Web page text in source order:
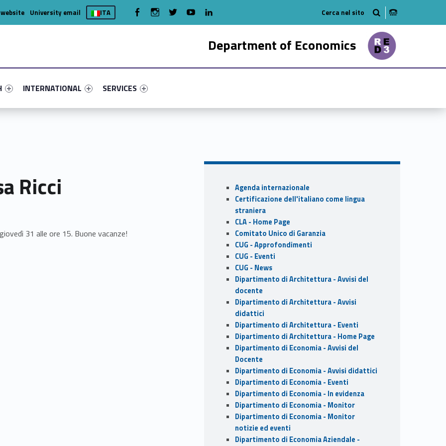
Department of Economics
63274-4
#link-menu-primary-97765-7
Link identifier #link-menu-primary-61344-15
INTERNATIONAL
Link identifier #link-menu-primary-25561-21
SERVICES
University email ITA WebMan on FacebookWebMan on InstagramWebMan on TwitterWebMan on Youtube
Ricci
31 alle ore 15. Buone vacanze!
Sidebar
Agenda internazionale
Certificazione dell'italiano come lingua
straniera
CLA - Home Page
Comitato Unico di Garanzia
CUG - Approfondimenti
CUG - Eventi
CUG - News
Dipartimento di Architettura - Avvisi del
docente
Dipartimento di Architettura - Avvisi
didattici
Dipartimento di Architettura - Eventi
Dipartimento di Architettura - Home Page
Dipartimento di Economia - Avvisi del
Docente
Dipartimento di Economia - Avvisi didattici
Dipartimento di Economia - Eventi
Dipartimento di Economia - In evidenza
Dipartimento di Economia - Monitor
Dipartimento di Economia - Monitor
notizie ed eventi
Dipartimento di Economia Aziendale -